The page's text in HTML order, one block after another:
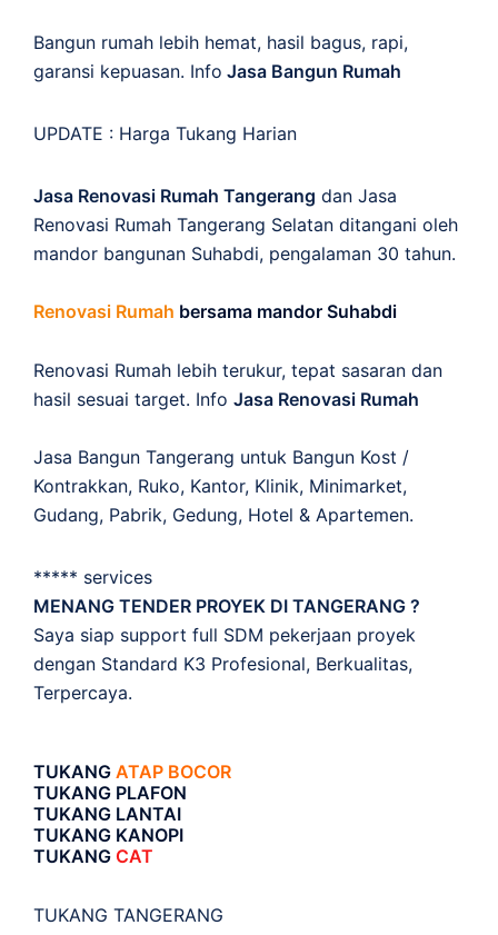
Bangun rumah lebih hemat, hasil bagus, rapi,
garansi kepuasan. Info Jasa Bangun Rumah
UPDATE : Harga Tukang Harian
Jasa Renovasi Rumah Tangerang dan Jasa
Renovasi Rumah Tangerang Selatan ditangani oleh
mandor bangunan Suhabdi, pengalaman 30 tahun.
Renovasi Rumah bersama mandor Suhabdi
Renovasi Rumah lebih terukur, tepat sasaran dan
hasil sesuai target. Info Jasa Renovasi Rumah
Jasa Bangun Tangerang untuk Bangun Kost /
Kontrakkan, Ruko, Kantor, Klinik, Minimarket,
Gudang, Pabrik, Gedung, Hotel & Apartemen.
***** services
MENANG TENDER PROYEK DI TANGERANG ?
Saya siap support full SDM pekerjaan proyek
dengan Standard K3 Profesional, Berkualitas,
Terpercaya.
TUKANG ATAP BOCOR
TUKANG PLAFON
TUKANG LANTAI
TUKANG KANOPI
TUKANG CAT
TUKANG TANGERANG